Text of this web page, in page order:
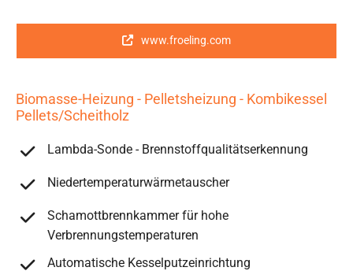
www.froeling.com
Biomasse-Heizung - Pelletsheizung - Kombikessel
Pellets/Scheitholz
Lambda-Sonde - Brennstoffqualitätserkennung
Niedertemperaturwärmetauscher
Schamottbrennkammer für hohe
Verbrennungstemperaturen
Automatische Kesselputzeinrichtung